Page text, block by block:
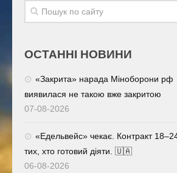
ОСТАННІ НОВИНИ
«Закрита» нарада Міноборони рф
виявилася не такою вже закритою
07-08-2026
«Едельвейс» чекає. Контракт
тих, хто готовий діяти. 🇺🇦
06-08-2026